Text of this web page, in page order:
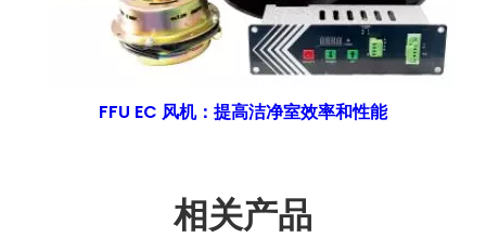
FFU EC 风机：提高洁净室效率和性能
相关产品